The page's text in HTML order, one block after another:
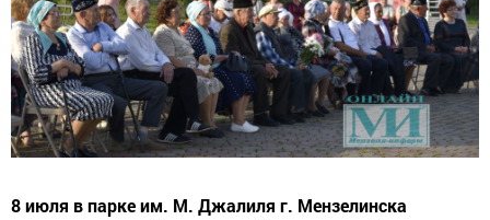
8 июля в парке им. М. Джалиля г. Мензелинска